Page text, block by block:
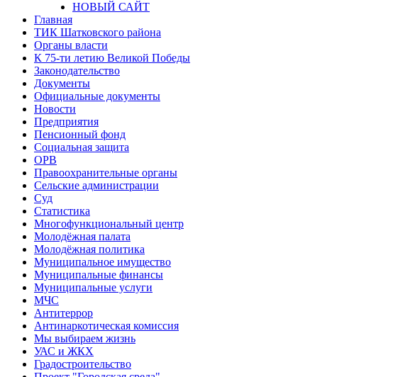
НОВЫЙ САЙТ
Главная
ТИК Шатковского района
Органы власти
К 75-ти летию Великой Победы
Законодательство
Документы
Официальные документы
Новости
Предприятия
Пенсионный фонд
Социальная защита
ОРВ
Правоохранительные органы
Сельские администрации
Суд
Статистика
Многофункциональный центр
Молодёжная палата
Молодёжная политика
Муниципальное имущество
Муниципальные финансы
Муниципальные услуги
МЧС
Антитеррор
Антинаркотическая комиссия
Мы выбираем жизнь
УАС и ЖКХ
Градостроительство